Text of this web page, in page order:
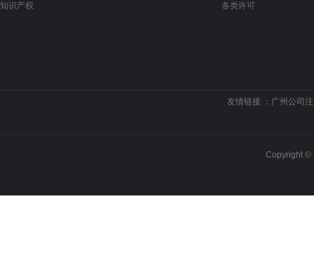
知识产权
各类许可
友情链接 ： 广州公司
Copyright ©